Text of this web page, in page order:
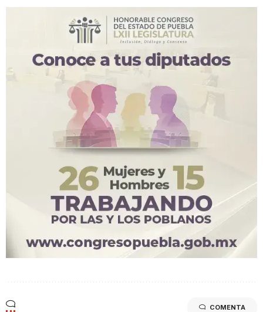
COMENTA